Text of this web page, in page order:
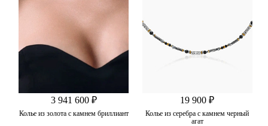
3 941 600 ₽
Колье из золота с камнем бриллиант
19 900 ₽
Колье из серебра с камнем черный
агат